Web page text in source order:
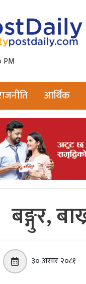
आर्थिक
बङ्गुर,
३० असार २०८१